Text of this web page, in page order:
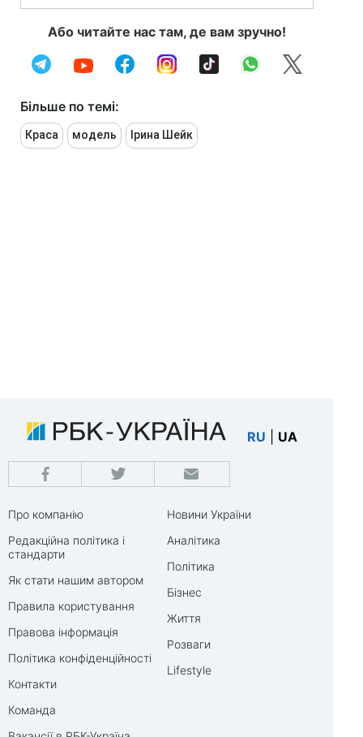
Або читайте нас там, де вам зручно!
Більше по темі:
Краса модель Ірина Шейк
RU UA
Про компанію
Редакційна політика і
стандарти
Як стати нашим автором
Правила користування
Правова інформація
Політика конфіденційності
Контакти
Команда
Новини України
Аналітика
Політика
Бізнес
Життя
Розваги
Lifestyle